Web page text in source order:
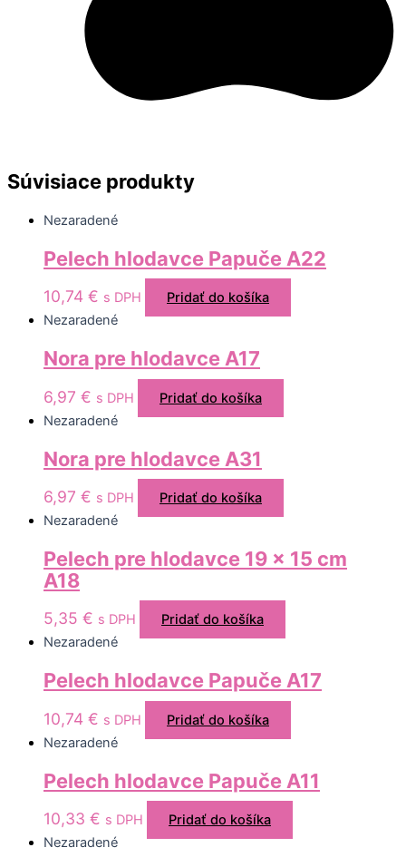
Súvisiace produkty
Nezaradené
Pelech hlodavce Papuče A22
10,74 € s DPH
Pridať do košíka
Nezaradené
Nora pre hlodavce A17
6,97 € s DPH
Pridať do košíka
Nezaradené
Nora pre hlodavce A31
6,97 € s DPH
Pridať do košíka
Nezaradené
Pelech pre hlodavce 19 x 15 cm
A18
5,35 € s DPH
Pridať do košíka
Nezaradené
Pelech hlodavce Papuče A17
10,74 € s DPH
Pridať do košíka
Nezaradené
Pelech hlodavce Papuče A11
10,33 € s DPH
Pridať do košíka
Nezaradené